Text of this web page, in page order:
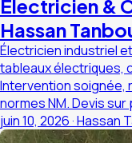
Électricien &
Hassan
Électricien industriel
tableaux électriques,
Intervention soignée,
normes NM. Devis
juin 10, 2026·Hassan